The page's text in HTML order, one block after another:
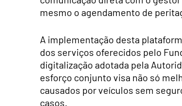
mesmo o agendamento de
A implementação desta
dos serviços oferecidos pelo
digitalização adotada pela
esforço conjunto visa não só
causados por veículos sem
casos.